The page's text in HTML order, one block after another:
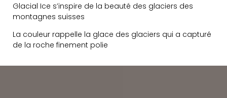
Glacial Ice s’inspire de la beauté des glaciers des
montagnes suisses
La couleur rappelle la glace des glaciers qui a capturé
de la roche finement polie